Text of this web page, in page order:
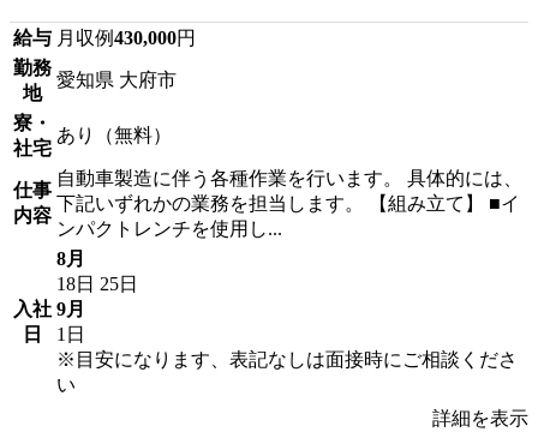
給与 月収例430,000円
勤務
地
愛知県 大府市
寮・
社宅
あり（無料）
仕事
内容
自動車製造に伴う各種作業を行います。 具体的には、
下記いずれかの業務を担当します。 【組み立て】 ■イ
ンパクトレンチを使用し...
入社
日
8月
18日 25日
9月
1日
※目安になります、表記なしは面接時にご相談くださ
い
詳細を表示